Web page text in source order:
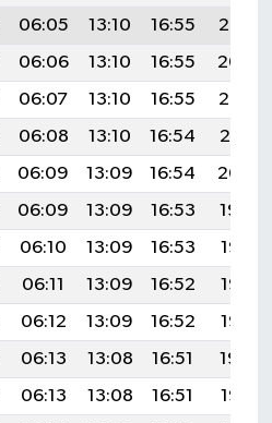
06:05 13:10 16:55
20:05
06:06 13:10 16:55
20:04
06:07 13:10 16:55
20:03
06:08 13:10 16:54
20:01
06:09 13:09 16:54
20:00
06:09 13:09 16:53
19:59
06:10 13:09 16:53
19:58
06:11 13:09 16:52
19:57
06:12 13:09 16:52
19:56
06:13 13:08 16:51
19:54
06:13 13:08 16:51
19:53